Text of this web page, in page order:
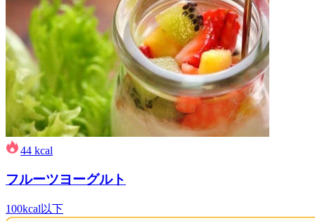
44 kcal
フルーツヨーグルト
100kcal以下